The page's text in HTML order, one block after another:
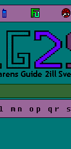
l m n o p q r s